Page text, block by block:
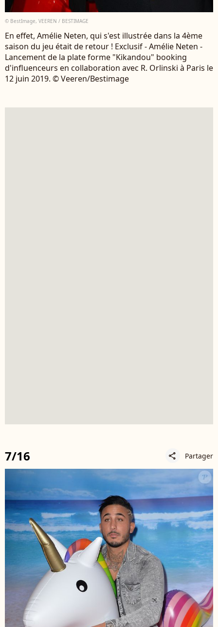
© BestImage, VEEREN / BESTIMAGE
En effet, Amélie Neten, qui s'est illustrée dans la 4ème
saison du jeu était de retour ! Exclusif - Amélie Neten -
Lancement de la plate forme "Kikandou" booking
d'influenceurs en collaboration avec R. Orlinski à Paris le
12 juin 2019. © Veeren/Bestimage
7/16 share Partager